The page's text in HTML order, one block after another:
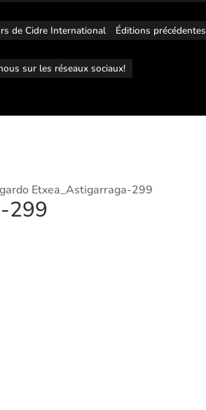
de Cidre International
Éditions précédentes
sur les réseaux sociaux!
Etxea_Astigarraga-299
299